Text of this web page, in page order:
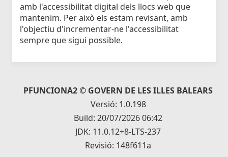
amb l'accessibilitat digital dels llocs web que
mantenim. Per això els estam revisant, amb
l'objectiu d'incrementar-ne l'accessibilitat
sempre que sigui possible.
PFUNCIONA2 © GOVERN DE LES ILLES BALEARS
Versió: 1.0.198
Build: 20/07/2026 06:42
JDK: 11.0.12+8-LTS-237
Revisió: 148f611a